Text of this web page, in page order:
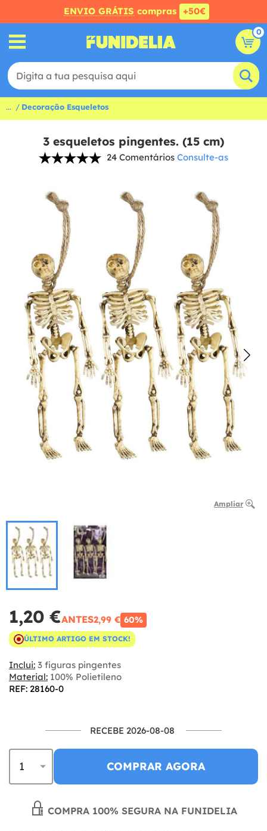
ENVIO GRÁTIS compras +50€
0
... Decoração Esqueletos
3 esqueletos pingentes. (15 cm)
24 Comentários Consulte-as
Ampliar
1,20 €ANTES2,99 € 60%
ÚLTIMO ARTIGO EM STOCK!
Inclui: 3 figuras pingentes
Material: 100% Polietileno
REF: 28160-0
RECEBE 2026-08-08
COMPRAR AGORA
COMPRA 100% SEGURA NA FUNIDELIA